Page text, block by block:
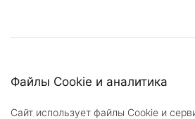
Файлы Cookie и аналитика
Сайт использует файлы Cookie и